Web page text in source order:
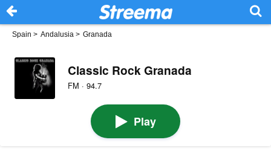
Spain > Andalusia > Granada
Classic Rock Granada
FM · 94.7
Play